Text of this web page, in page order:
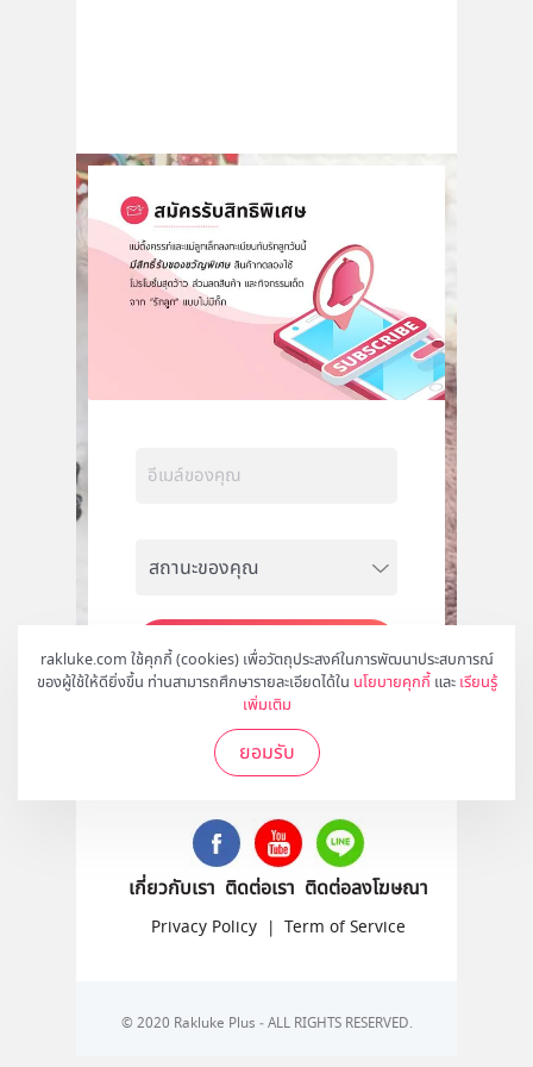
rakluke.com ใช้คุกกี้ (cookies) เพื่อวัตถุประสงค์ในการพัฒนาประสบการณ์
ของผู้ใช้ให้ดียิ่งขึ้น ท่านสามารถศึกษารายละเอียดได้ใน นโยบายคุกกี้ และ เรียนรู้
เพิ่มเติม
ยอมรับ
สมัคร
ติดตามเราได้ที่
เกี่ยวกับเรา ติดต่อเรา ติดต่อลงโฆษณา
Privacy Policy | Term of Service
© 2020 Rakluke Plus - ALL RIGHTS RESERVED.